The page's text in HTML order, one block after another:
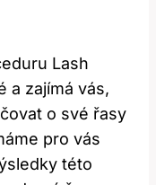
Lash
a zajímá vás,
o své řasy
pro vás
této